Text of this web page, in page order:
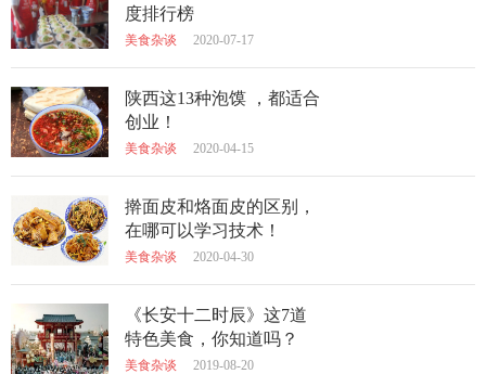
度排行榜
美食杂谈 2020-07-17
陕西这13种泡馍 ，都适合
创业！
美食杂谈 2020-04-15
擀面皮和烙面皮的区别，
在哪可以学习技术！
美食杂谈 2020-04-30
《长安十二时辰》这7道
特色美食，你知道吗？
美食杂谈 2019-08-20